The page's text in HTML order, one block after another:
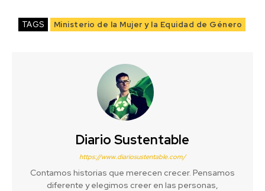
TAGS Ministerio de la Mujer y la Equidad de Género
Diario Sustentable
https://www.diariosustentable.com/
Contamos historias que merecen crecer. Pensamos
diferente y elegimos creer en las personas,